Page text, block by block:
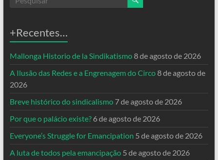
+Recentes…
Mallonga Historio de la Sindikatismo8 de agosto de 2026
A Ilusão das Redes e a Engrenagem do Circo8 de agosto de
2026
Breve histórico do sindicalismo 7 de agosto de 2026
Por que o palácio existe? 6 de agosto de 2026
Everyone’s Struggle for Emancipation 5 de agosto de 2026
A luta de todos pela emancipação 5 de agosto de 2026